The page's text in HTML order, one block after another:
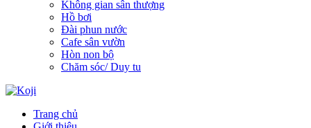
Không gian sân thượng
Hồ bơi
Đài phun nước
Cafe sân vườn
Hòn non bộ
Chăm sóc/ Duy tu
Trang chủ